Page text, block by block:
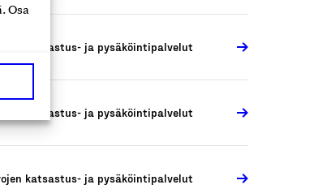
Osa
katsastus- ja pysäköintipalvelut
katsastus- ja pysäköintipalvelut
katsastus- ja pysäköintipalvelut